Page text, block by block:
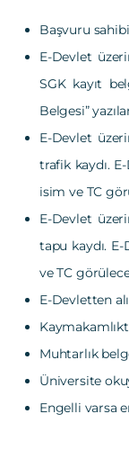
Başvuru
E-Devlet
SGK kayıt
Belgesi”
E-Devlet
trafik kaydı.
isim ve TC
E-Devlet
tapu kaydı. E-
ve TC
E-Devletten
Muhtarlık
Üniversite
Engelli varsa